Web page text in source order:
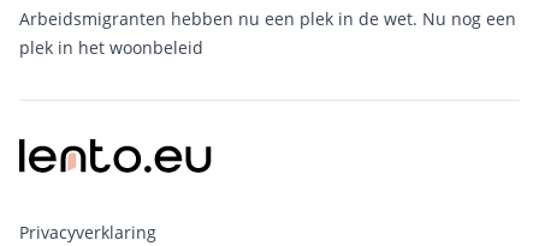
Arbeidsmigranten hebben nu een plek in de wet. Nu nog een
plek in het woonbeleid
Privacyverklaring